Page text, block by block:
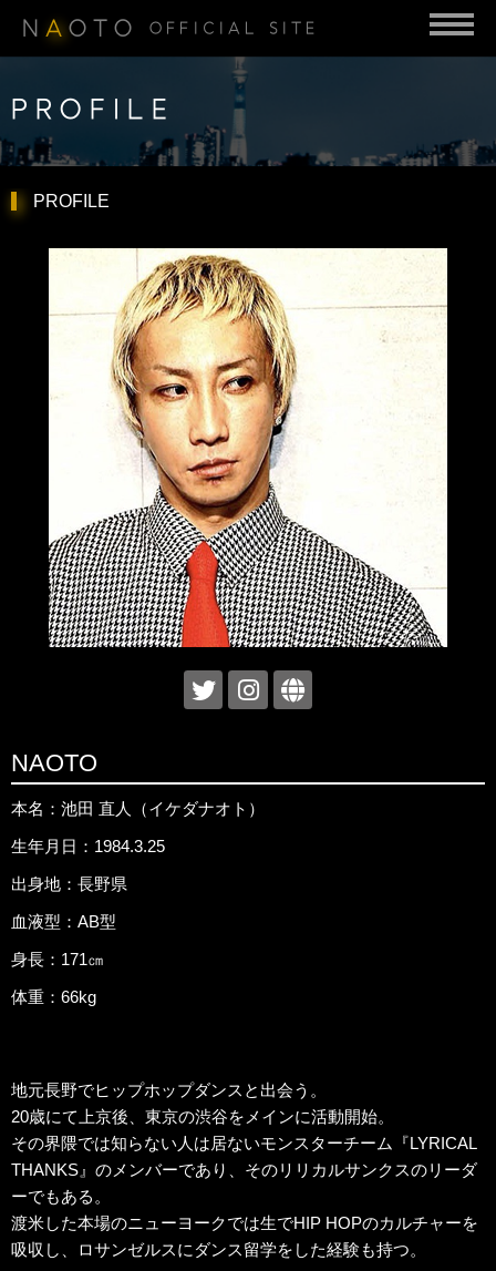
N A OTO OFFICIAL SITE
PROFILE
PROFILE
NAOTO
本名：池田 直人（イケダナオト）
生年月日：1984.3.25
出身地：長野県
血液型：AB型
身長：171㎝
体重：66kg
地元長野でヒップホップダンスと出会う。
20歳にて上京後、東京の渋谷をメインに活動開始。
その界隈では知らない人は居ないモンスターチーム『LYRICAL
THANKS』のメンバーであり、そのリリカルサンクスのリーダ
ーでもある。
渡米した本場のニューヨークでは生でHIP HOPのカルチャーを
吸収し、ロサンゼルスにダンス留学をした経験も持つ。